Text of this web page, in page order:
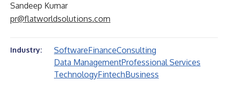
Sandeep Kumar
pr@flatworldsolutions.com
Industry: SoftwareFinanceConsulting
Data ManagementProfessional Services
TechnologyFintechBusiness